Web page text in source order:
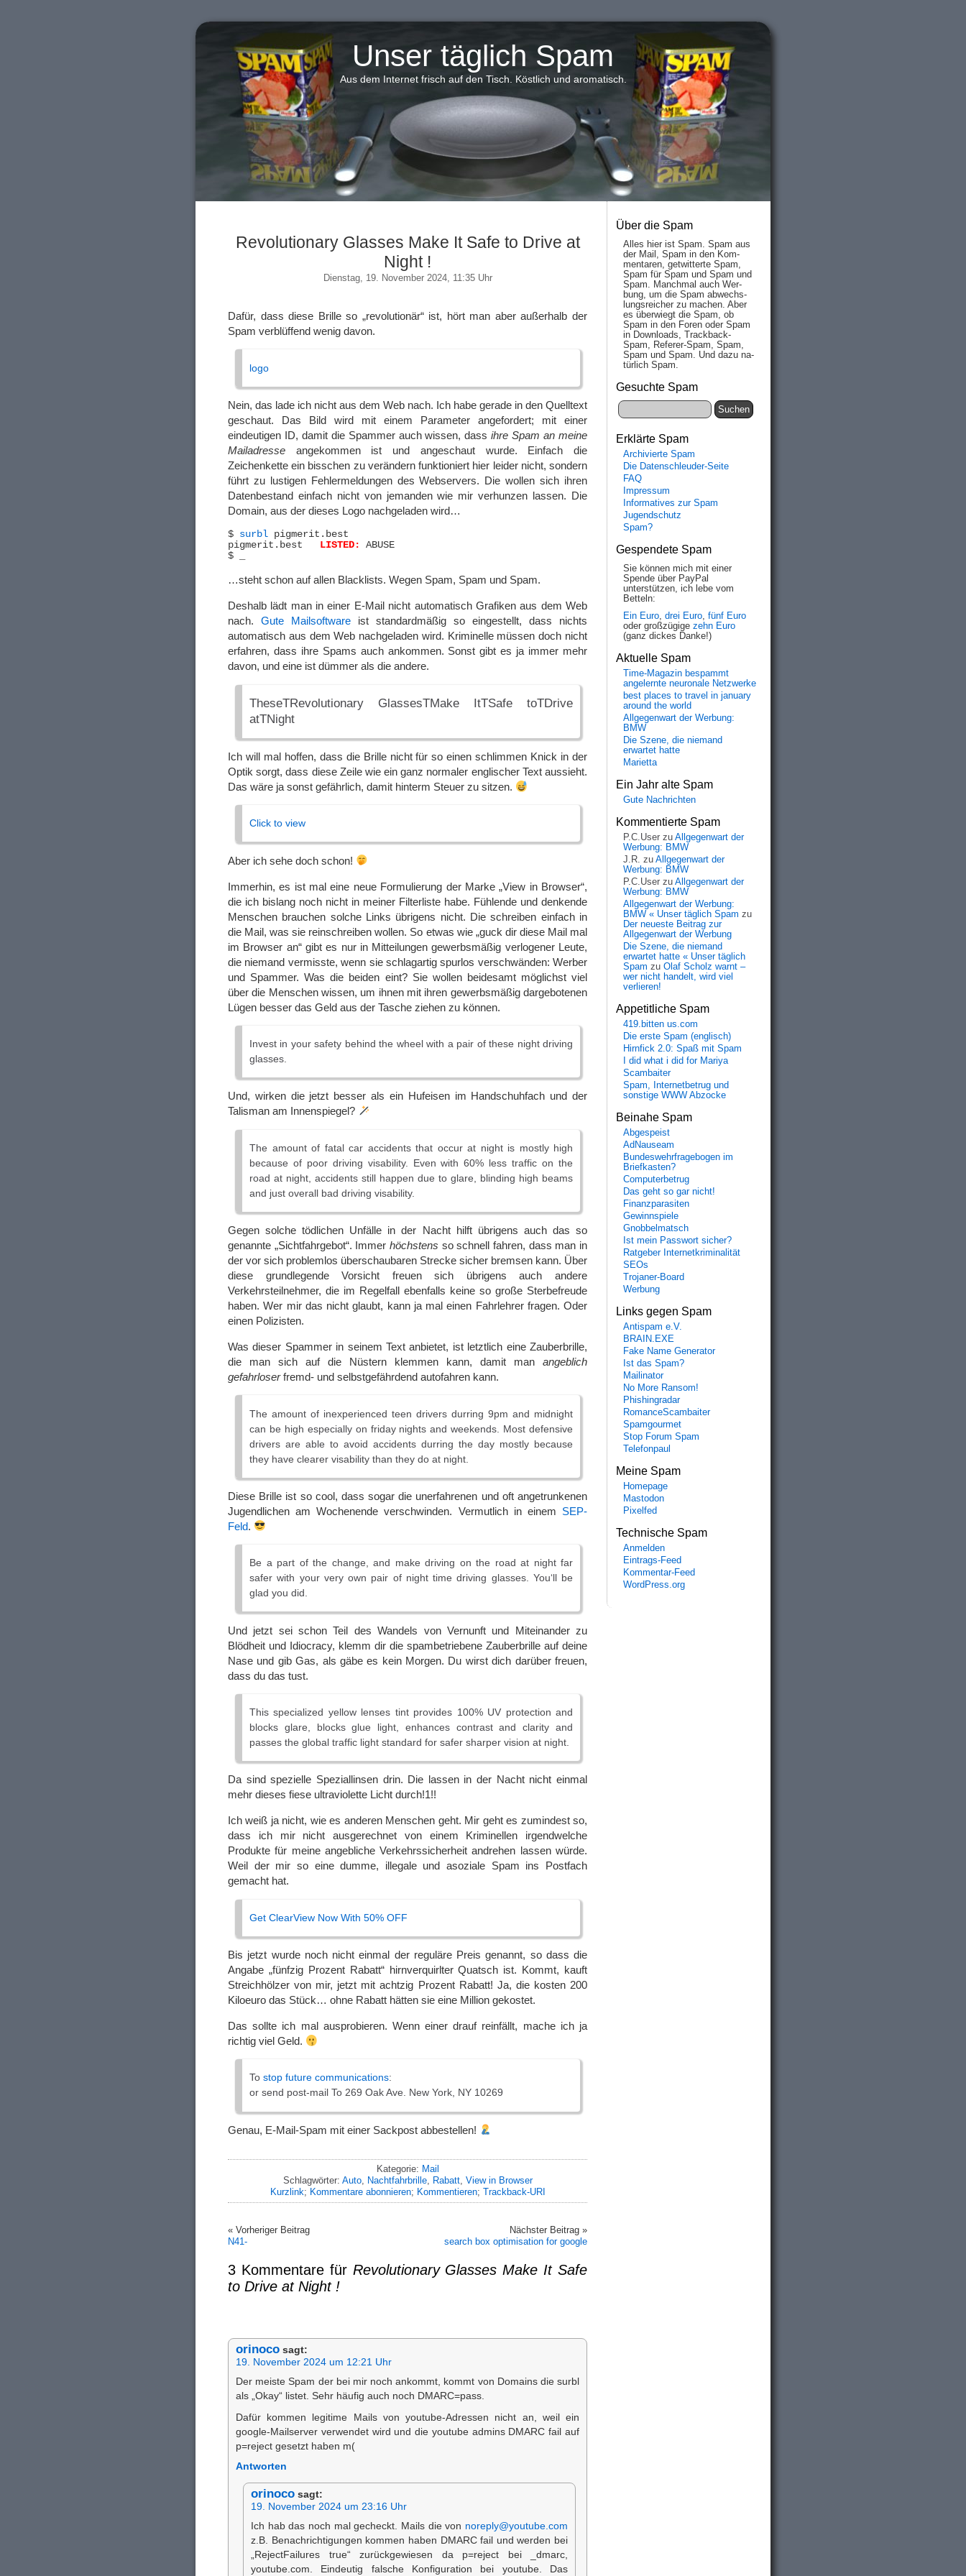
Unser täglich Spam
Aus dem Internet frisch auf den Tisch. Köstlich und aromatisch.
Revolutionary Glasses Make It Safe to Drive at
Night !
Dienstag, 19. November 2024, 11:35 Uhr
Dafür, dass diese Brille so „revolutionär“ ist, hört man aber außerhalb der
Spam verblüffend wenig davon.
logo
Nein, das lade ich nicht aus dem Web nach. Ich habe gerade in den Quelltext
geschaut. Das Bild wird mit einem Parameter angefordert; mit einer
eindeutigen ID, damit die Spammer auch wissen, dassihre Spam an meine
Mailadresse angekommen ist und angeschaut wurde. Einfach die
Zeichenkette ein bisschen zu verändern funktioniert hier leider nicht, sondern
führt zu lustigen Fehlermeldungen des Webservers. Die wollen sich ihren
Datenbestand einfach nicht von jemanden wie mir verhunzen lassen. Die
Domain, aus der dieses Logo nachgeladen wird…
$ surbl pigmerit.best
LISTED:
ABUSE
…steht schon auf allen Blacklists. Wegen Spam, Spam und Spam.
Deshalb lädt man in einer E-Mail nicht automatisch Grafiken aus dem Web
nach. Gute Mailsoftware ist standardmäßig so eingestellt, dass nichts
automatisch aus dem Web nachgeladen wird. Kriminelle müssen doch nicht
erfahren, dass ihre Spams auch ankommen. Sonst gibt es ja immer mehr
davon, und eine ist dümmer als die andere.
TheseTRevolutionary GlassesTMake ItTSafe toTDrive
atTNight
Ich will mal hoffen, dass die Brille nicht für so einen schlimmen Knick in der
Optik sorgt, dass diese Zeile wie ein ganz normaler englischer Text aussieht.
Das wäre ja sonst gefährlich, damit hinterm Steuer zu sitzen.
Click to view
Aber ich sehe doch schon!
Immerhin, es ist mal eine neue Formulierung der Marke „View in Browser“,
die ich bislang noch nicht in meiner Filterliste habe. Fühlende und denkende
Menschen brauchen solche Links übrigens nicht. Die schreiben einfach in
die Mail, was sie reinschreiben wollen. So etwas wie „guck dir diese Mail mal
im Browser an“ gibt es nur in Mitteilungen gewerbsmäßig verlogener Leute,
die niemand vermisste, wenn sie schlagartig spurlos verschwänden: Werber
und Spammer. Was die beiden eint? Sie wollen beidesamt möglichst viel
über die Menschen wissen, um ihnen mit ihren gewerbsmäßig dargebotenen
Lügen besser das Geld aus der Tasche ziehen zu können.
Invest in your safety behind the wheel with a pair of these night driving
glasses.
Und, wirken die jetzt besser als ein Hufeisen im Handschuhfach und der
Talisman am Innenspiegel?
The amount of fatal car accidents that occur at night is mostly high
because of poor driving visability. Even with 60% less traffic on the
road at night, accidents still happen due to glare, blinding high beams
and just overall bad driving visability.
Gegen solche tödlichen Unfälle in der Nacht hilft übrigens auch das so
genannte „Sichtfahrgebot“. Immer höchstens so schnell fahren, dass man in
der vor sich problemlos überschaubaren Strecke sicher bremsen kann. Über
diese grundlegende Vorsicht freuen sich übrigens auch andere
Verkehrsteilnehmer, die im Regelfall ebenfalls keine so große Sterbefreude
haben. Wer mir das nicht glaubt, kann ja mal einen Fahrlehrer fragen. Oder
einen Polizisten.
Was dieser Spammer in seinem Text anbietet, ist letztlich eine Zauberbrille,
die man sich auf die Nüstern klemmen kann, damit man angeblich
gefahrloserfremd- und selbstgefährdend autofahren kann.
The amount of inexperienced teen drivers durring 9pm and midnight
can be high especially on friday nights and weekends. Most defensive
drivers are able to avoid accidents durring the day mostly because
they have clearer visability than they do at night.
Diese Brille ist so cool, dass sogar die unerfahrenen und oft angetrunkenen
Jugendlichen am Wochenende verschwinden. Vermutlich in einem SEP-
Feld.
Be a part of the change, and make driving on the road at night far
safer with your very own pair of night time driving glasses. You‘ll be
glad you did.
Und jetzt sei schon Teil des Wandels von Vernunft und Miteinander zu
Blödheit und Idiocracy, klemm dir die spambetriebene Zauberbrille auf deine
Nase und gib Gas, als gäbe es kein Morgen. Du wirst dich darüber freuen,
dass du das tust.
This specialized yellow lenses tint provides 100% UV protection and
blocks glare, blocks glue light, enhances contrast and clarity and
passes the global traffic light standard for safer sharper vision at night.
Da sind spezielle Speziallinsen drin. Die lassen in der Nacht nicht einmal
mehr dieses fiese ultraviolette Licht durch!1!!
Ich weiß ja nicht, wie es anderen Menschen geht. Mir geht es zumindest so,
dass ich mir nicht ausgerechnet von einem Kriminellen irgendwelche
Produkte für meine angebliche Verkehrssicherheit andrehen lassen würde.
Weil der mir so eine dumme, illegale und asoziale Spam ins Postfach
gemacht hat.
Get ClearView Now With 50% OFF
Bis jetzt wurde noch nicht einmal der reguläre Preis genannt, so dass die
Angabe „fünfzig Prozent Rabatt“ hirnverquirlter Quatsch ist. Kommt, kauft
Streichhölzer von mir, jetzt mit achtzig Prozent Rabatt! Ja, die kosten 200
Kiloeuro das Stück… ohne Rabatt hätten sie eine Million gekostet.
Das sollte ich mal ausprobieren. Wenn einer drauf reinfällt, mache ich ja
richtig viel Geld.
To stop future communications:
or send post-mail To 269 Oak Ave. New York, NY 10269
Genau, E-Mail-Spam mit einer Sackpost abbestellen!
Kategorie: Mail
Schlagwörter: Auto, Nachtfahrbrille, Rabatt, View in Browser
Kurzlink; Kommentare abonnieren; Kommentieren; Trackback-URI
« Vorheriger Beitrag
N41-
Nächster Beitrag »
search box optimisation for google
3 Kommentare für Revolutionary Glasses Make It Safe
to Drive at Night !
orinoco sagt:
19. November 2024 um 12:21 Uhr
Der meiste Spam der bei mir noch ankommt, kommt von Domains die surbl
als „Okay“ listet. Sehr häufig auch noch DMARC=pass.
Dafür kommen legitime Mails von youtube-Adressen nicht an, weil ein
google-Mailserver verwendet wird und die youtube admins DMARC fail auf
p=reject gesetzt haben m(
Antworten
orinoco sagt:
19. November 2024 um 23:16 Uhr
Ich hab das noch mal gecheckt. Mails die von noreply@youtube.com
z.B. Benachrichtigungen kommen haben DMARC fail und werden bei
„RejectFailures true“ zurückgewiesen da p=reject bei _dmarc,
youtube.com. Eindeutig falsche Konfiguration bei youtube. Das
Über die Spam
Alles hier ist Spam. Spam aus
der Mail, Spam in den Kom­
men­taren, ge­twit­ter­te Spam,
Spam für Spam und Spam und
Spam. Manch­mal auch Wer­
bung, um die Spam ab­wechs­
lungs­reich­er zu mach­en. Aber
es über­wiegt die Spam, ob
Spam in den Fo­ren oder Spam
in Down­loads, Track­back-
Spam, Re­fe­rer-Spam, Spam,
Spam und Spam. Und da­zu na­
tür­lich Spam.
Gesuchte Spam
Erklärte Spam
Archivierte Spam
Die Datenschleuder-Seite
FAQ
Impressum
Informatives zur Spam
Jugendschutz
Spam?
Gespendete Spam
Sie können mich mit einer
Spende über PayPal
unterstützen, ich lebe vom
Betteln:
Ein Euro, drei Euro, fünf Euro
oder großzügige zehn Euro
(ganz dickes Danke!)
Aktuelle Spam
Time-Magazin bespammt
angelernte neuronale Netzwerke
best places to travel in january
around the world
Allgegenwart der Werbung:
BMW
Die Szene, die niemand
erwartet hatte
Marietta
Ein Jahr alte Spam
Gute Nachrichten
Kommentierte Spam
P.C.User zu Allgegenwart der
Werbung: BMW
J.R. zu Allgegenwart der
Werbung: BMW
P.C.User zu Allgegenwart der
Werbung: BMW
Allgegenwart der Werbung:
BMW « Unser täglich Spam zu
Der neueste Beitrag zur
Allgegenwart der Werbung
Die Szene, die niemand
erwartet hatte « Unser täglich
Spam zu Olaf Scholz warnt –
wer nicht handelt, wird viel
verlieren!
Appetitliche Spam
419.bitten us.com
Die erste Spam (englisch)
Hirnfick 2.0: Spaß mit Spam
I did what i did for Mariya
Scambaiter
Spam, Internetbetrug und
sonstige WWW Abzocke
Beinahe Spam
Abgespeist
AdNauseam
Bundeswehrfragebogen im
Briefkasten?
Computerbetrug
Das geht so gar nicht!
Finanzparasiten
Gewinnspiele
Gnobbelmatsch
Ist mein Passwort sicher?
Ratgeber Internetkriminalität
SEOs
Trojaner-Board
Werbung
Links gegen Spam
Antispam e.V.
BRAIN.EXE
Fake Name Generator
Ist das Spam?
Mailinator
No More Ransom!
Phishingradar
RomanceScambaiter
Spamgourmet
Stop Forum Spam
Telefonpaul
Meine Spam
Homepage
Mastodon
Pixelfed
Technische Spam
Anmelden
Eintrags-Feed
Kommentar-Feed
WordPress.org